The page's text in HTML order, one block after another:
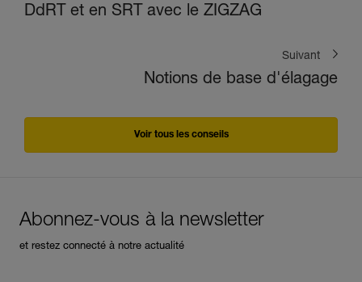
DdRT et en SRT avec le ZIGZAG
Suivant
Notions de base d'élagage
Voir tous les conseils
Abonnez-vous à la newsletter
et restez connecté à notre actualité